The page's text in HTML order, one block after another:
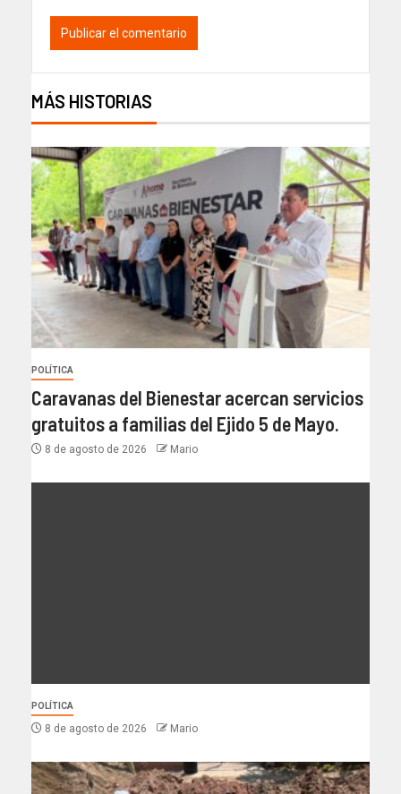
MÁS HISTORIAS
POLÍTICA
Caravanas del Bienestar acercan servicios
gratuitos a familias del Ejido 5 de Mayo.
8 de agosto de 2026 Mario
POLÍTICA
8 de agosto de 2026 Mario